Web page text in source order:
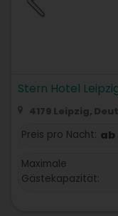
Stern Hotel
4179 Leipzig,
Preis pro Nacht: ab
Maximale
Gästekapazität: